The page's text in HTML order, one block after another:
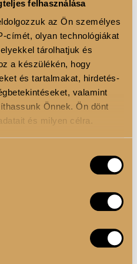
felhasználása
az Ön személyes
címét, olyan technológiákat
tárolhatjuk és
a készülékén, hogy
és tartalmakat, hirdetés-
valamint
Önnek. Ön dönt
és milyen célra.
földrajzi elhelyezkedéséről
annak konkrét
aktív ellenőrzésével
a
– vitaminok és
hatóanyagokkal
B-vitaminokkal,
tea, szőlőmag kivonat,
vasat, jódot, cinket és